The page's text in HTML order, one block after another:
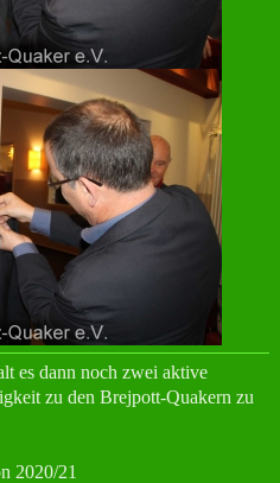
es dann noch zwei aktive
zu den Brejpott-Quakern zu
21